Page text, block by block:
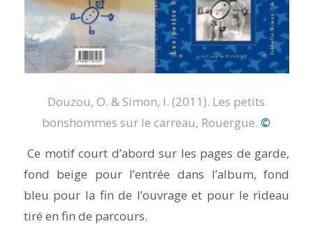
Douzou, O. & Simon, I. (2011). Les petits
bonshommes sur le carreau, Rouergue. ©
Ce motif court d’abord sur les pages de garde,
fond beige pour l’entrée dans l’album, fond
bleu pour la fin de l’ouvrage et pour le rideau
tiré en fin de parcours.